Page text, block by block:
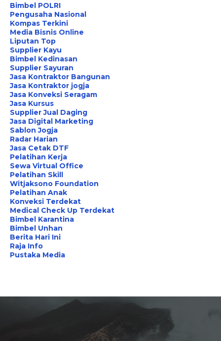
Bimbel POLRI
Pengusaha Nasional
Kompas Terkini
Media Bisnis Online
Liputan Top
Supplier Kayu
Bimbel Kedinasan
Supplier Sayuran
Jasa Kontraktor Bangunan
Jasa Kontraktor jogja
Jasa Konveksi Seragam
Jasa Kursus
Supplier Jual Daging
Jasa Digital Marketing
Sablon Jogja
Radar Harian
Jasa Cetak DTF
Pelatihan Kerja
Sewa Virtual Office
Pelatihan Skill
Witjaksono Foundation
Pelatihan Anak
Konveksi Terdekat
Medical Check Up Terdekat
Bimbel Karantina
Bimbel Unhan
Berita Hari Ini
Raja Info
Pustaka Media